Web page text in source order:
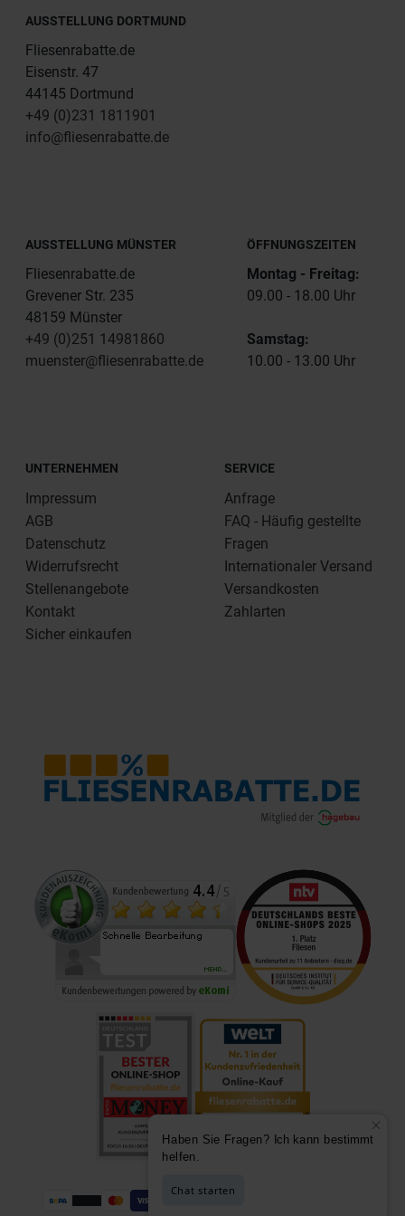
AUSSTELLUNG DORTMUND
Fliesenrabatte.de
Eisenstr. 47
44145 Dortmund
+49 (0)231 1811901
info@fliesenrabatte.de
AUSSTELLUNG MÜNSTER
Fliesenrabatte.de
Grevener Str. 235
48159 Münster
+49 (0)251 14981860
muenster@fliesenrabatte.de
ÖFFNUNGSZEITEN
Montag - Freitag:
09.00 - 18.00 Uhr
Samstag:
10.00 - 13.00 Uhr
UNTERNEHMEN
Impressum
AGB
Datenschutz
Widerrufsrecht
Stellenangebote
Kontakt
Sicher einkaufen
SERVICE
Anfrage
FAQ - Häufig gestellte
Fragen
Internationaler Versand
Versandkosten
Zahlarten